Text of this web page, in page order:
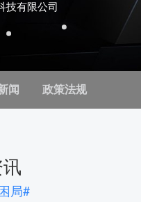
技有限公司
闻 政策法规
局#